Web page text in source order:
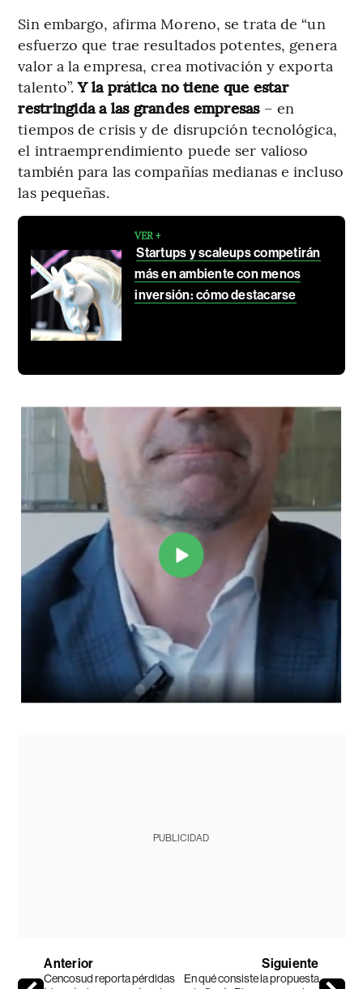
Sin embargo, afirma Moreno, se trata de “un
esfuerzo que trae resultados potentes, genera
valor a la empresa, crea motivación y exporta
talento”.Y la prática no tiene que estar
restringida a las grandes empresas– en
tiempos de crisis y de disrupción tecnológica,
el intraemprendimiento puede ser valioso
también para las compañías medianas e incluso
las pequeñas.
VER +
Startups y scaleups competirán
más en ambiente con menos
inversión: cómo destacarse
PUBLICIDAD
Anterior
Cencosud reporta pérdidas
Siguiente
En qué consiste la propuesta